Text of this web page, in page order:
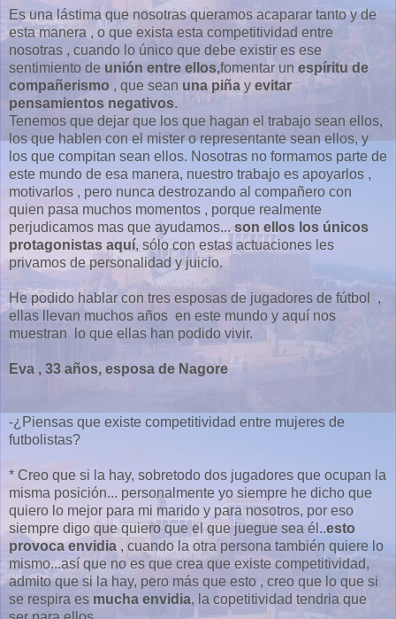
Es una lástima que nosotras queramos acaparar tanto y de
esta manera , o que exista esta competitividad entre
nosotras , cuando lo único que debe existir es ese
sentimiento de unión entre ellos,fomentar un espíritu de
compañerismo , que sean una piña y evitar
pensamientos negativos.
Tenemos que dejar que los que hagan el trabajo sean ellos,
los que hablen con el mister o representante sean ellos, y
los que compitan sean ellos. Nosotras no formamos parte de
este mundo de esa manera, nuestro trabajo es apoyarlos ,
motivarlos , pero nunca destrozando al compañero con
quien pasa muchos momentos , porque realmente
perjudicamos mas que ayudamos... son ellos los únicos
protagonistas aquí, sólo con estas actuaciones les
privamos de personalidad y juicio.
He podido hablar con tres esposas de jugadores de fútbol ,
ellas llevan muchos años en este mundo y aquí nos
muestran lo que ellas han podido vivir.
Eva , 33 años, esposa de Nagore
-¿Piensas que existe competitividad entre mujeres de
futbolistas?
* Creo que si la hay, sobretodo dos jugadores que ocupan la
misma posición... personalmente yo siempre he dicho que
quiero lo mejor para mi marido y para nosotros, por eso
siempre digo que quiero que el que juegue sea él..esto
provoca envidia , cuando la otra persona también quiere lo
mismo...así que no es que crea que existe competitividad,
admito que si la hay, pero más que esto , creo que lo que si
se respira es mucha envidia, la copetitividad tendria que